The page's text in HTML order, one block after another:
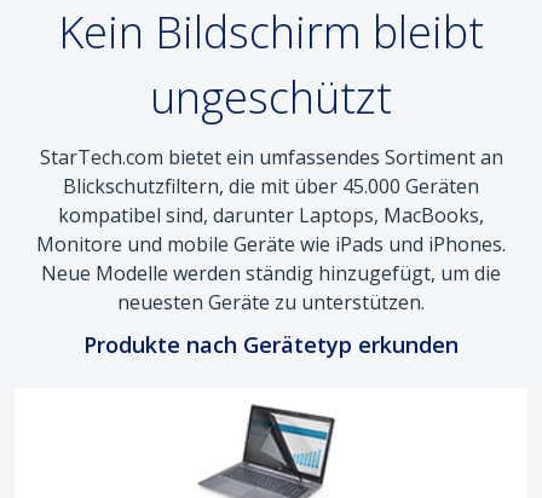
Kein Bildschirm bleibt
ungeschützt
StarTech.com bietet ein umfassendes Sortiment an
Blickschutzfiltern, die mit über 45.000 Geräten
kompatibel sind, darunter Laptops, MacBooks,
Monitore und mobile Geräte wie iPads und iPhones.
Neue Modelle werden ständig hinzugefügt, um die
neuesten Geräte zu unterstützen.
Produkte nach Gerätetyp erkunden